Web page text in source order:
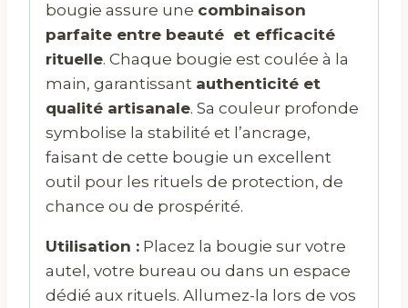
bougie assure une combinaison
parfaite entre beauté et efficacité
rituelle. Chaque bougie est coulée à la
main, garantissant authenticité et
qualité artisanale. Sa couleur profonde
symbolise la stabilité et l’ancrage,
faisant de cette bougie un excellent
outil pour les rituels de protection, de
chance ou de prospérité.
Utilisation : Placez la bougie sur votre
autel, votre bureau ou dans un espace
dédié aux rituels. Allumez-la lors de vos